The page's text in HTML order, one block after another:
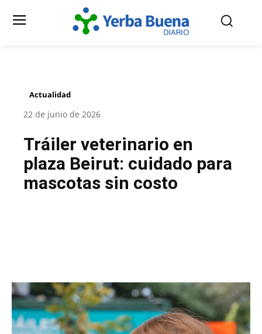
Actualidad
22 de junio de 2026
Tráiler veterinario en
plaza Beirut: cuidado para
mascotas sin costo